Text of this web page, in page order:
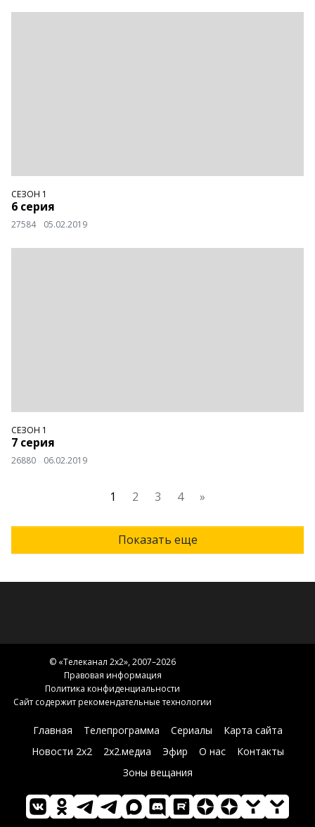
СЕЗОН 1
6 серия
27584 05.02.2019
СЕЗОН 1
7 серия
26880 06.02.2019
1 2 3 4 »
Показать еще
© «Телеканал 2x2», 2007–2026
Правовая информация
Политика конфиденциальности
Сайт содержит рекомендательные технологии
Главная Телепрограмма Сериалы
Карта сайта
Новости 2х2
2х2.медиа Эфир О нас
Контакты
Зоны вещания